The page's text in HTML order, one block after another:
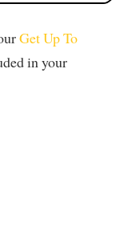
Get Up To
in your